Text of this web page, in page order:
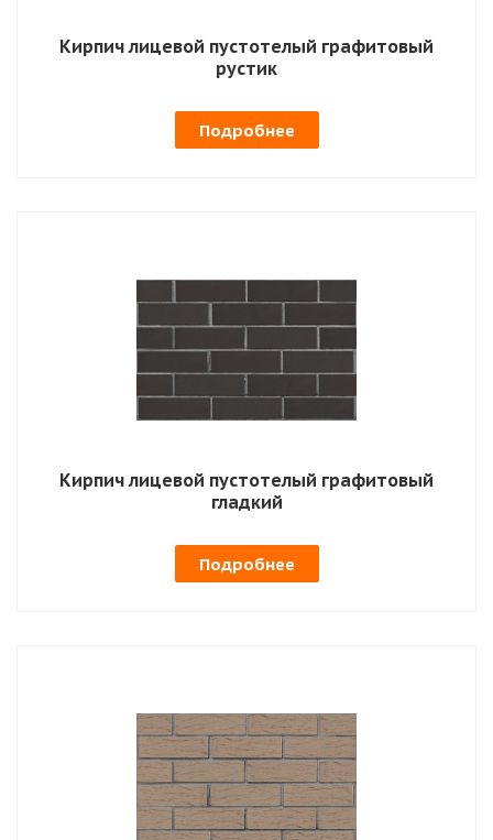
Кирпич лицевой пустотелый графитовый
рустик
Подробнее
Кирпич лицевой пустотелый графитовый
гладкий
Подробнее